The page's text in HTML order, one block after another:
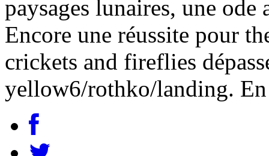
paysages lunaires, une
Encore une réussite pour
crickets and fireflies
yellow6/rothko/landing.